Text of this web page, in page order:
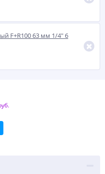
F+R100 63 мм 1/4" 6